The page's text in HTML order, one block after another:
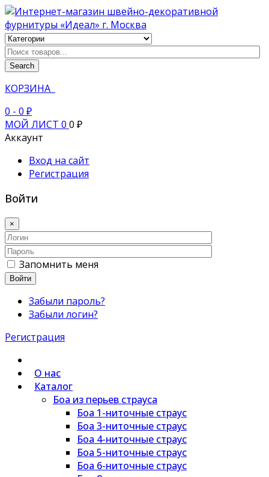
Search
КОРЗИНА
0 - 0 ₽
МОЙ ЛИСТ 0 0 ₽
Аккаунт
Вход на сайт
Регистрация
Войти
×
Запомнить меня
Войти
Забыли пароль?
Забыли логин?
Регистрация
О нас
Каталог
Боа из перьев страуса
Боа 1-ниточные страус
Боа 3-ниточные страус
Боа 4-ниточные страус
Боа 5-ниточные страус
Боа 6-ниточные страус